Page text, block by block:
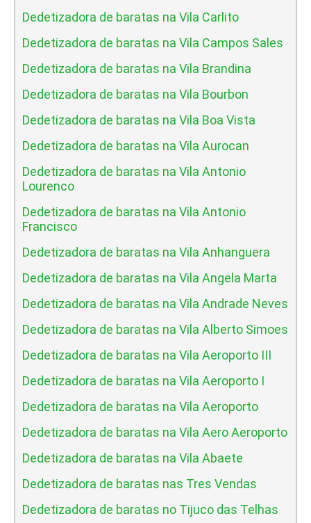
Dedetizadora de baratas na Vila Carlito
Dedetizadora de baratas na Vila Campos Sales
Dedetizadora de baratas na Vila Brandina
Dedetizadora de baratas na Vila Bourbon
Dedetizadora de baratas na Vila Boa Vista
Dedetizadora de baratas na Vila Aurocan
Dedetizadora de baratas na Vila Antonio
Lourenco
Dedetizadora de baratas na Vila Antonio
Francisco
Dedetizadora de baratas na Vila Anhanguera
Dedetizadora de baratas na Vila Angela Marta
Dedetizadora de baratas na Vila Andrade Neves
Dedetizadora de baratas na Vila Alberto Simoes
Dedetizadora de baratas na Vila Aeroporto III
Dedetizadora de baratas na Vila Aeroporto I
Dedetizadora de baratas na Vila Aeroporto
Dedetizadora de baratas na Vila Aero Aeroporto
Dedetizadora de baratas na Vila Abaete
Dedetizadora de baratas nas Tres Vendas
Dedetizadora de baratas no Tijuco das Telhas